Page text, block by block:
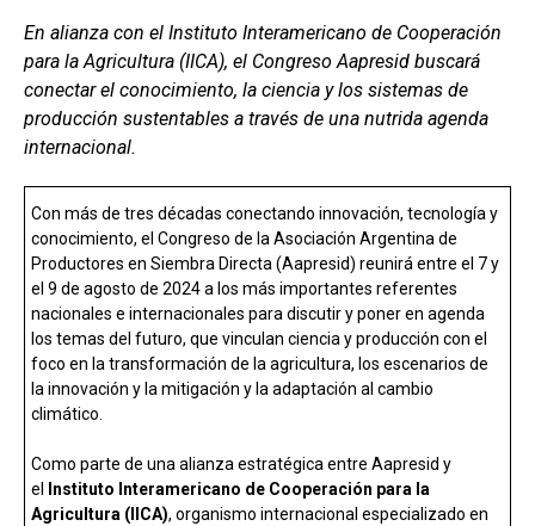
ce
b
o
o
k
at
s
A
p
p
ke
dI
n
m
p
ar
En alianza con el Instituto Interamericano de Cooperación
para la Agricultura (IICA), el Congreso Aapresid buscará
conectar el conocimiento, la ciencia y los sistemas de
producción sustentables a través de una nutrida agenda
internacional.
Con más de tres décadas conectando innovación, tecnología y
conocimiento, el Congreso de la Asociación Argentina de
Productores en Siembra Directa (Aapresid) reunirá entre el 7 y
el 9 de agosto de 2024 a los más importantes referentes
nacionales e internacionales para discutir y poner en agenda
los temas del futuro, que vinculan ciencia y producción con el
foco en la transformación de la agricultura, los escenarios de
la innovación y la mitigación y la adaptación al cambio
climático.
Como parte de una alianza estratégica entre Aapresid y
el
Instituto Interamericano de Cooperación para la
Agricultura (IICA), organismo internacional especializado en